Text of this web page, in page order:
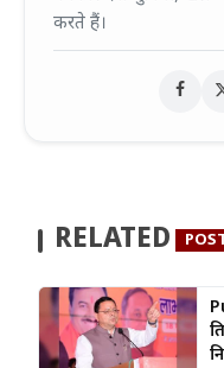
करते हैं।
RELATED